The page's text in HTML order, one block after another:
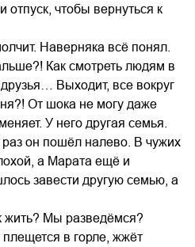
чтобы вернуться к
Наверняка всё понял.
Как смотреть людям в
Выходит, все вокруг
От шока не могу даже
У него другая семья.
он пошёл налево. В чужих
а Марата ещё и
завести другую семью, а
жить? Мы разведёмся?
в горле, жжёт